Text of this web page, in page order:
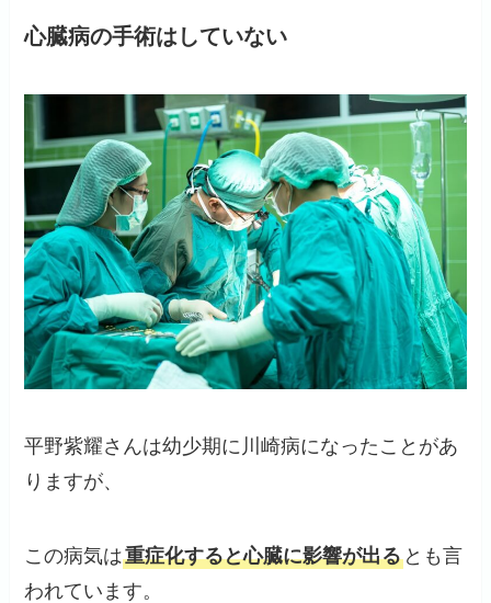
心臓病の手術はしていない
平野紫耀さんは幼少期に川崎病になったことがあ
りますが、
この病気は重症化すると心臓に影響が出る とも言
われています。